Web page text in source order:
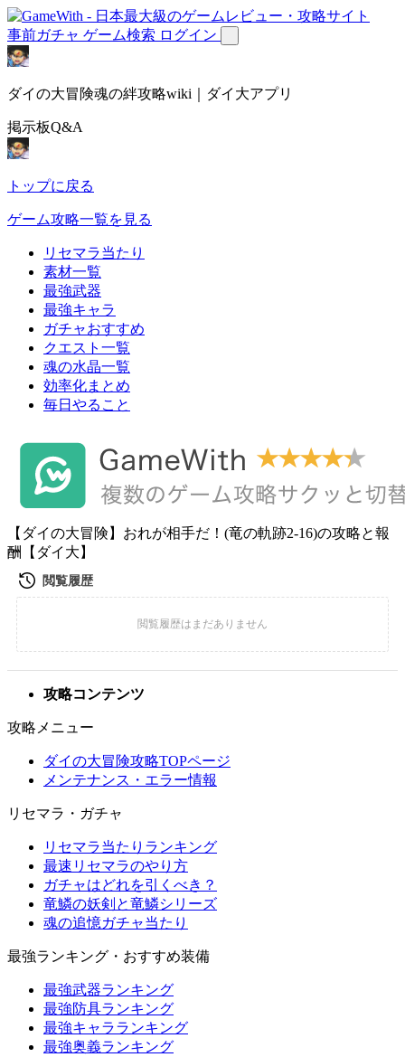
事前ガチャ ゲーム検索 ログイン
ダイの大冒険魂の絆攻略wiki｜ダイ大アプリ
掲示板Q&A
トップに戻る
ゲーム攻略一覧を見る
リセマラ当たり
素材一覧
最強武器
最強キャラ
ガチャおすすめ
クエスト一覧
魂の水晶一覧
効率化まとめ
毎日やること
【ダイの大冒険】おれが相手だ！(竜の軌跡2-16)の攻略と報
酬【ダイ大】
攻略コンテンツ
攻略メニュー
ダイの大冒険攻略TOPページ
メンテナンス・エラー情報
リセマラ・ガチャ
リセマラ当たりランキング
最速リセマラのやり方
ガチャはどれを引くべき？
竜鱗の妖剣と竜鱗シリーズ
魂の追憶ガチャ当たり
最強ランキング・おすすめ装備
最強武器ランキング
最強防具ランキング
最強キャラランキング
最強奥義ランキング